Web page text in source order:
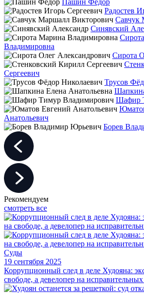
Радостев
Савчук
Синявский
Владимировна
Сирота
Сергеевич
Трусов
Шафир
Анатольевич
Борев
Рекомендуем
смотреть все
Суды
19 сентября 2025
Коррупционный след в деле Худояна:
свободе, а девелопер на исправительных